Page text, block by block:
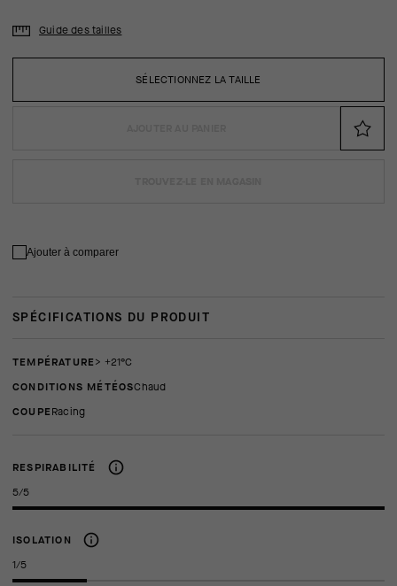
SÉLECTIONNEZ LA TAILLE
Guide des tailles
Ajouter à comparer
SPÉCIFICATIONS DU PRODUIT
TEMPÉRATURE
> +21°C
CONDITIONS MÉTÉOS Chaud
COUPE racing
RESPIRABILITÉ
5/5
ISOLATION
1/5